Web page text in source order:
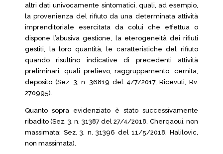
altri dati univocamente sintomatici, quali, ad esempio,
la provenienza del rifiuto da una determinata attività
imprenditoriale esercitata da colui che effettua o
dispone l’abusiva gestione, la eterogeneità dei rifiuti
gestiti, la loro quantità, le caratteristiche del rifiuto
quando risultino indicative di precedenti attività
preliminari, quali prelievo, raggruppamento, cernita,
deposito (Sez. 3, n. 36819 del 4/7/2017, Ricevuti, Rv.
270995).
Quanto sopra evidenziato è stato successivamente
ribadito (Sez. 3, n. 31387 del 27/4/2018, Cherqaoui, non
massimata; Sez. 3, n. 31396 del 11/5/2018, Halilovic,
non massimata).